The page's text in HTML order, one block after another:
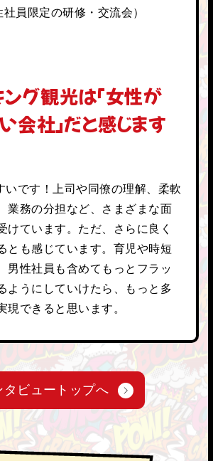
員限定の研修・交流会）
ング観光は「女性が
会社」だと感じます
いです！上司や同僚の理解、柔軟
業務の分担など、さまざまな面
けています。ただ、さらに良く
とも感じています。育児や時短
男性社員も含めてもっとフラッ
ようにしていけたら、もっと多
現できると思います。
タビュートップへ